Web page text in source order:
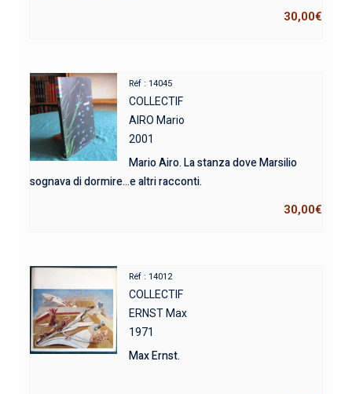
30,00€
Réf : 14045
COLLECTIF
AIRO Mario
2001
Mario Airo. La stanza dove Marsilio
sognava di dormire…e altri racconti.
30,00€
Réf : 14012
COLLECTIF
ERNST Max
1971
Max Ernst.